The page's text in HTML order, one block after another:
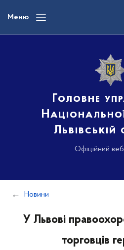
вмісту
Меню
Головне
Національної
Львівській
Офіційний
Новини
У Львові
торговців